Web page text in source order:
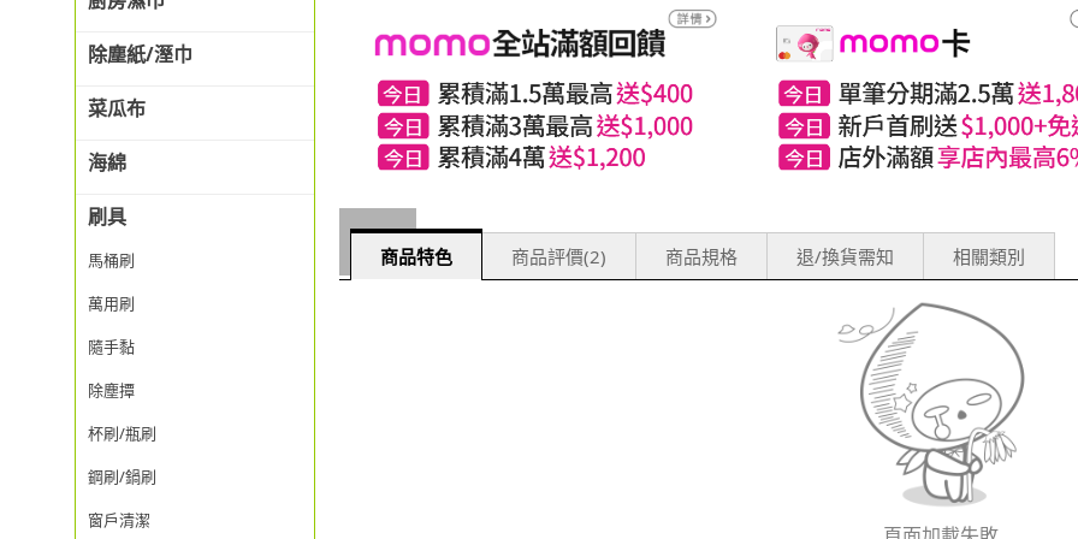
除塵紙/溼巾
菜瓜布
海綿
刷具
馬桶刷
萬用刷
隨手黏
除塵撢
杯刷/瓶刷
鋼刷/鍋刷
窗戶清潔
商品特色 商品評價(2) 商品規格 退/換貨需知 相關類別